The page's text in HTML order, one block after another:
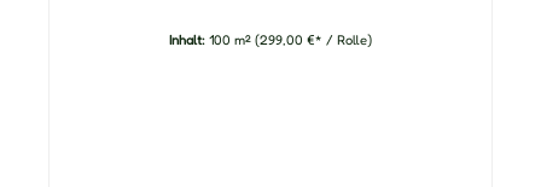
Inhalt: 100 m² (299,00 €* / Rolle)